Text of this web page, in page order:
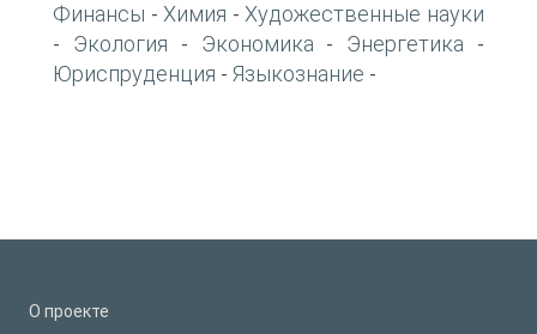
Финансы - Химия - Художественные науки
- Экология - Экономика - Энергетика -
Юриспруденция - Языкознание -
О проекте